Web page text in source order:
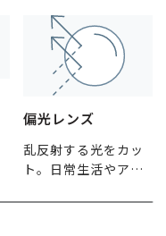
偏光レンズ
乱反射する光をカッ
ト。日常生活やアウ
な場面で活躍しま